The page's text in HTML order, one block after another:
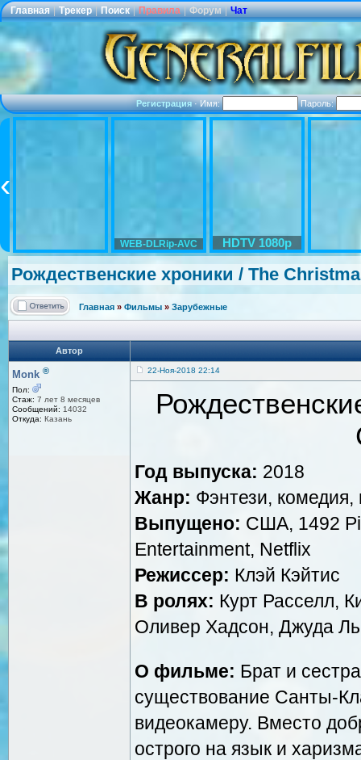
Главная | Трекер | Поиск | Правила | Форум | Чат
Регистрация·Имя: Пароль:
WEB-DLRip-AVC HDTV 1080p
Рождественские хроники / The
Главная » Фильмы » Зарубежные
Автор
Monk ®
Пол:
Стаж: 7 лет 8 месяцев
Сообщений: 14032
Откуда: Казань
22-Ноя-2018 22:14
Год выпуска: 2018
Жанр: Фэнтези,
Выпущено: США, 1492
Entertainment, Netflix
Режиссер: Клэй Кэйтис
В ролях: Курт Расселл,
Оливер Хадсон, Джуда
О фильме: Брат и
существование Санты-
видеокамеру. Вместо
острого на язык и